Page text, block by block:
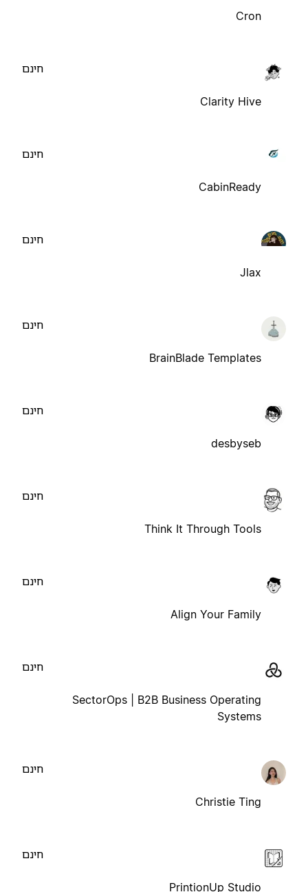
Cron
Clarity Hive
חינם
CabinReady
חינם
Jlax
חינם
BrainBlade Templates
חינם
desbyseb
חינם
Think It Through Tools
חינם
Align Your Family
חינם
SectorOps | B2B Business Operating
Systems
חינם
Christie Ting
חינם
PrintionUp Studio
חינם